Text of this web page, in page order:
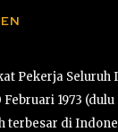
Pekerja Seluruh
1973 (dulu
terbesar di